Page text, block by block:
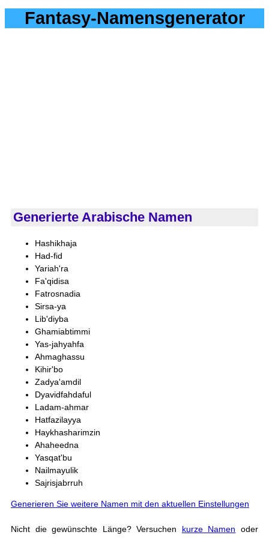
Fantasy-Namensgenerator
Generierte Arabische Namen
Hashikhaja
Had-fid
Yariah'ra
Fa'qidisa
Fatrosnadia
Sirsa-ya
Lib'diyba
Ghamiabtimmi
Yas-jahyahfa
Ahmaghassu
Kihir'bo
Zadya'amdil
Dyavidfahdaful
Ladam-ahmar
Hatfazilayya
Haykhasharimzin
Ahaheedna
Yasqat'bu
Nailmayulik
Sajrisjabrruh
Generieren Sie weitere Namen mit den aktuellen Einstellungen
Nicht die gewünschte Länge? Versuchen kurze Namen oder